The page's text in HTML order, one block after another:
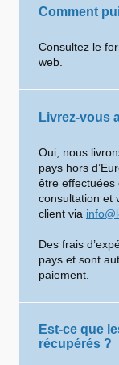
Comment
Consultez le
web.
Livrez-vous
Oui, nous
pays hors
être effectuées
consultation et
client via
Des frais
pays et sont
paiement.
Est-ce que
récupérés ?